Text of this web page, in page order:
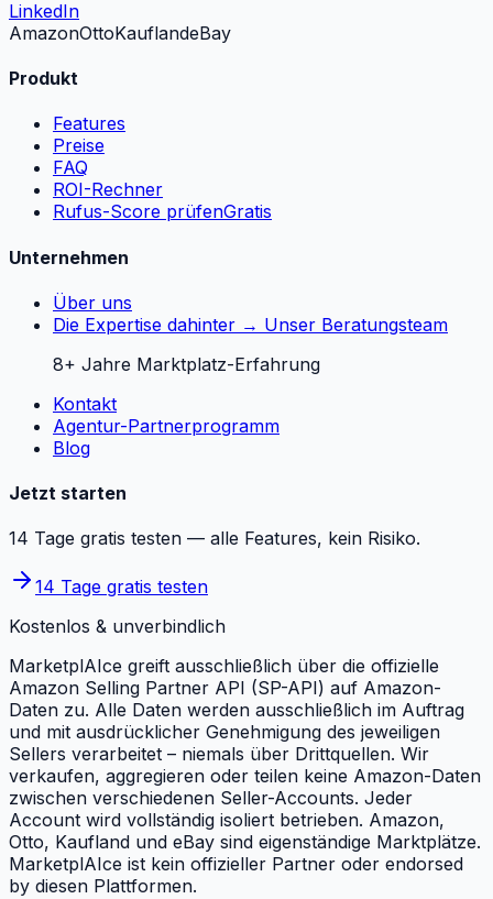
LinkedIn
AmazonOttoKauflandeBay
Produkt
Features
Preise
FAQ
ROI-Rechner
Rufus-Score prüfenGratis
Unternehmen
Über uns
Die Expertise dahinter → Unser Beratungsteam
8+ Jahre Marktplatz-Erfahrung
Kontakt
Agentur-Partnerprogramm
Blog
Jetzt starten
14 Tage gratis testen — alle Features, kein Risiko.
14 Tage gratis testen
Kostenlos & unverbindlich
MarketplAIce greift ausschließlich über die offizielle
Amazon Selling Partner API (SP-API) auf Amazon-
Daten zu. Alle Daten werden ausschließlich im Auftrag
und mit ausdrücklicher Genehmigung des jeweiligen
Sellers verarbeitet – niemals über Drittquellen. Wir
verkaufen, aggregieren oder teilen keine Amazon-Daten
zwischen verschiedenen Seller-Accounts. Jeder
Account wird vollständig isoliert betrieben. Amazon,
Otto, Kaufland und eBay sind eigenständige Marktplätze.
MarketplAIce ist kein offizieller Partner oder endorsed
by diesen Plattformen.